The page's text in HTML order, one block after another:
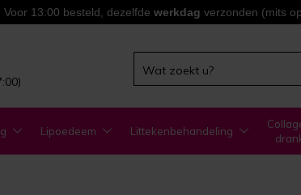
Voor 13:00 besteld, dezelfde werkdag verzonden (mits
Lipoedeem Littekenbehandeling